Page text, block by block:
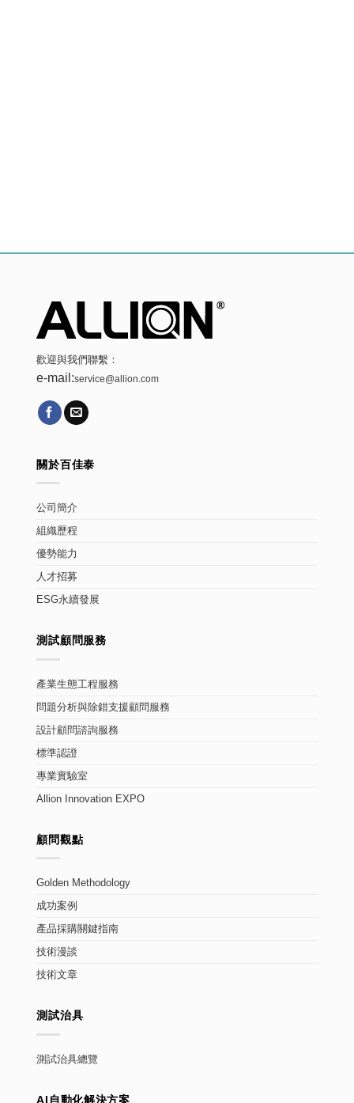
歡迎與我們聯繫：
e-mail:service@allion.com
關於百佳泰
公司簡介
組織歷程
優勢能力
人才招募
ESG永續發展
測試顧問服務
產業生態工程服務
問題分析與除錯支援顧問服務
設計顧問諮詢服務
標準認證
專業實驗室
Allion Innovation EXPO
顧問觀點
Golden Methodology
成功案例
產品採購關鍵指南
技術漫談
技術文章
測試治具
測試治具總覽
AI自動化解決方案